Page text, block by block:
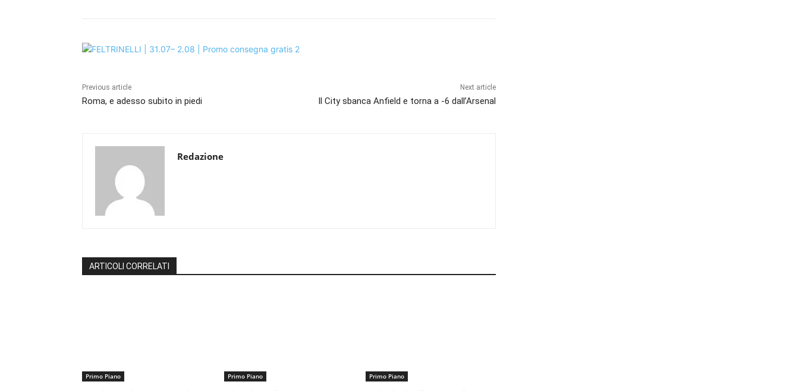
Previous article
Roma, e adesso subito in piedi
Next article
Il City sbanca Anfield e torna a -6 dall’Arsenal
Redazione
ARTICOLI CORRELATI
Primo Piano Primo Piano Primo Piano